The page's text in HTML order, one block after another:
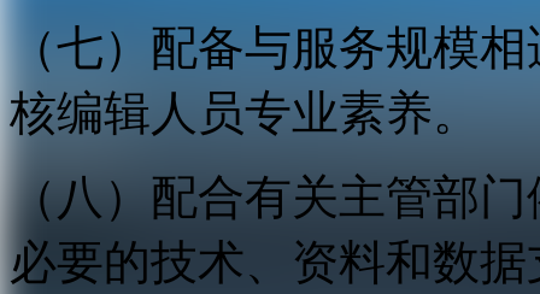
（七）配备与服务规模
核编辑人员专业素养。
（八）配合有关主管部
必要的技术、资料和数